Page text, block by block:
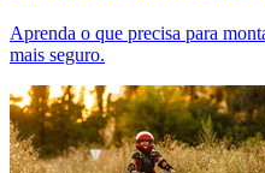
Aprenda o que precisa para
mais seguro.